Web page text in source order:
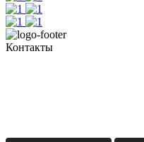
Контакты